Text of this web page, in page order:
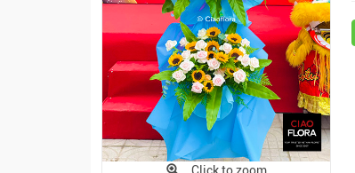
Click to zoom